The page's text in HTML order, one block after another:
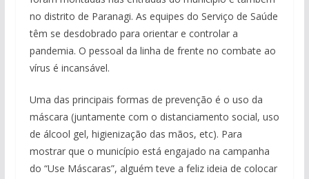
no distrito de Paranagi. As equipes do Serviço de Saúde
têm se desdobrado para orientar e controlar a
pandemia. O pessoal da linha de frente no combate ao
vírus é incansável.
Uma das principais formas de prevenção é o uso da
máscara (juntamente com o distanciamento social, uso
de álcool gel, higienização das mãos, etc). Para
mostrar que o município está engajado na campanha
do “Use Máscaras”, alguém teve a feliz ideia de colocar